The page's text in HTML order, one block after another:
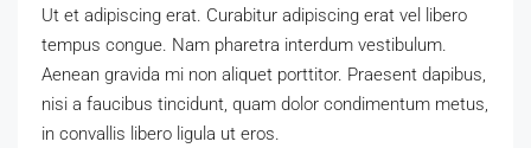
Ut et adipiscing erat. Curabitur adipiscing erat vel libero
tempus congue. Nam pharetra interdum vestibulum.
Aenean gravida mi non aliquet porttitor. Praesent dapibus,
nisi a faucibus tincidunt, quam dolor condimentum metus,
in convallis libero ligula ut eros.